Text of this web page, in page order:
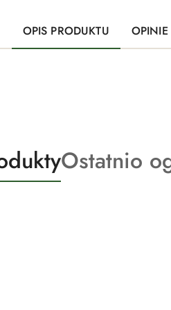
OPIS PRODUKTU
Produkty
o
Ostatnio